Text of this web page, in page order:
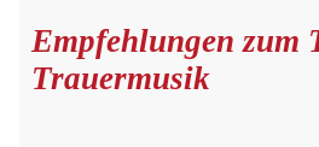
Empfehlungen zum
Trauermusik